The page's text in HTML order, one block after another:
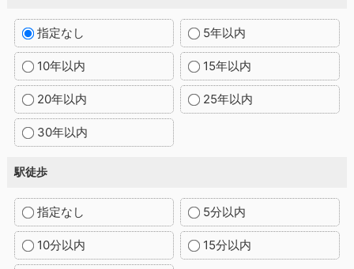
指定なし 5年以内
10年以内 15年以内
20年以内 25年以内
30年以内
駅徒歩
指定なし 5分以内
10分以内 15分以内